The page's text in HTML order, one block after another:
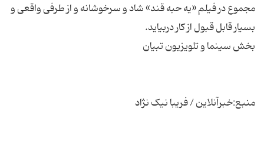
مجموع در فیلم «یه حبه قند» شاد و سرخوشانه و از طرفی واقعی و